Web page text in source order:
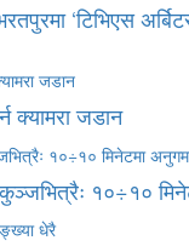
‘टिभिएस
क्यामरा जडान
१०÷१०